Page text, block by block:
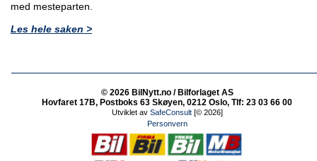
med mesteparten.
Les hele saken >
© 2026 BilNytt.no / Bilforlaget AS
Hovfaret 17B, Postboks 63 Skøyen, 0212 Oslo, Tlf: 23 03 66 00
Utviklet av SafeConsult[© 2026]
Personvern